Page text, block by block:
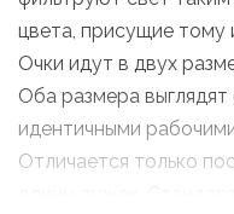
цвета, присущие тому
Очки идут в двух
Оба размера
идентичными
Отличается только